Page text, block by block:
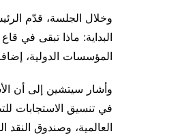
وخلال الجلسة، قدّم
البداية: ماذا تبقى في
المؤسسات الدولية،
وأشار سيتشين إلى أن
في تنسيق الاستجابات
العالمية، وصندوق